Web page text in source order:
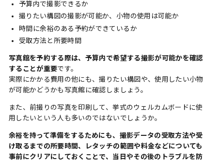
予算内で撮影できるか
撮りたい構図の撮影が可能か、小物の使用は可能か
時間に余裕のある予約ができているか
受取方法と所要時間
写真館を予約する際は、予算内で希望する撮影が可能かを確認
することが重要です。
実際にかかる費用の他にも、撮りたい構図や、使用したい小物
が可能かどうかも写真館に確認しましょう。
また、前撮りの写真を印刷して、挙式のウェルカムボードに使
用したいという人も多いのではないでしょうか。
余裕を持って準備をするためにも、撮影データの受取方法や受
け取るまでの所要時間、レタッチの範囲や料金などについても
事前にクリアにしておくことで、当日やその後のトラブルを防